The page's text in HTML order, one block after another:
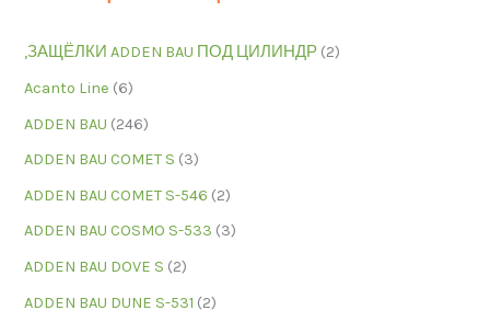
,ЗАЩЁЛКИ ADDEN BAU ПОД ЦИЛИНДР (2)
Acanto Line (6)
ADDEN BAU (246)
ADDEN BAU COMET S (3)
ADDEN BAU COMET S-546 (2)
ADDEN BAU COSMO S-533 (3)
ADDEN BAU DOVE S (2)
ADDEN BAU DUNE S-531 (2)